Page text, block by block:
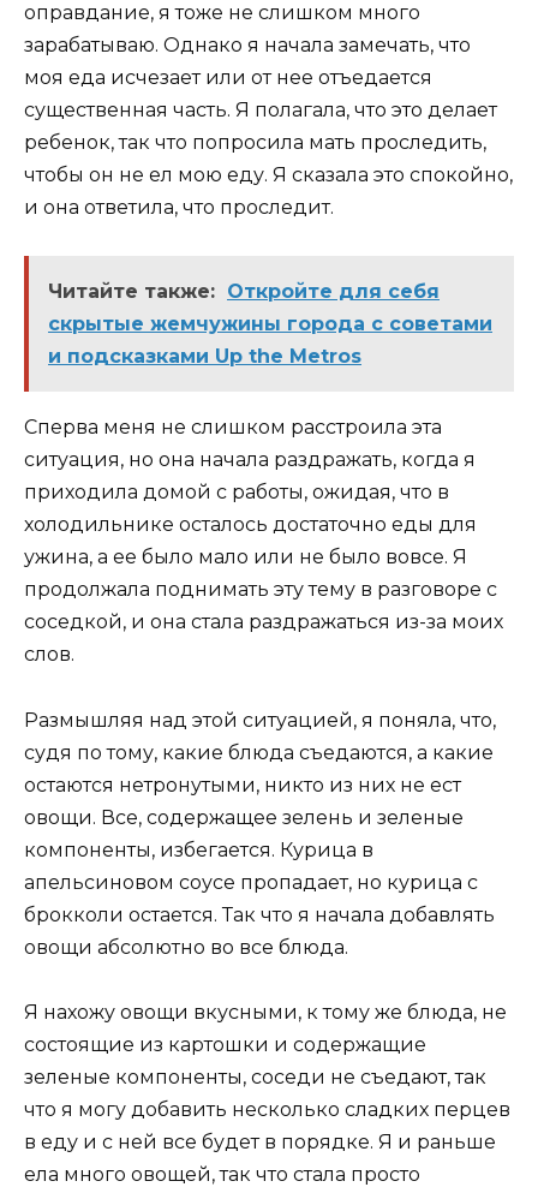
оправдание, я тоже не слишком много
зарабатываю. Однако я начала замечать, что
моя еда исчезает или от нее отъедается
существенная часть. Я полагала, что это делает
ребенок, так что попросила мать проследить,
чтобы он не ел мою еду. Я сказала это спокойно,
и она ответила, что проследит.
Читайте также: Откройте для себя
скрытые жемчужины города с советами
и подсказками Up the Metros
Сперва меня не слишком расстроила эта
ситуация, но она начала раздражать, когда я
приходила домой с работы, ожидая, что в
холодильнике осталось достаточно еды для
ужина, а ее было мало или не было вовсе. Я
продолжала поднимать эту тему в разговоре с
соседкой, и она стала раздражаться из-за моих
слов.
Размышляя над этой ситуацией, я поняла, что,
судя по тому, какие блюда съедаются, а какие
остаются нетронутыми, никто из них не ест
овощи. Все, содержащее зелень и зеленые
компоненты, избегается. Курица в
апельсиновом соусе пропадает, но курица с
брокколи остается. Так что я начала добавлять
овощи абсолютно во все блюда.
Я нахожу овощи вкусными, к тому же блюда, не
состоящие из картошки и содержащие
зеленые компоненты, соседи не съедают, так
что я могу добавить несколько сладких перцев
в еду и с ней все будет в порядке. Я и раньше
ела много овощей, так что стала просто